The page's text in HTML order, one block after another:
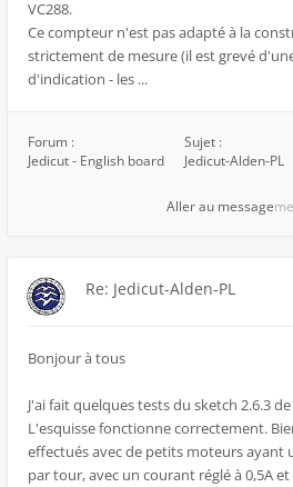
VC288.
Ce compteur n'est pas adapté à la
strictement de mesure (il est grevé
d'indication - les ...
Forum :
Jedicut - English board
Sujet :
Jedicut-Alden-PL
Aller au message
Re: Jedicut-Alden-PL
Bonjour à tous
J'ai fait quelques tests du sketch 2.6.3
L'esquisse fonctionne correctement.
effectués avec de petits moteurs ayant
par tour, avec un courant réglé à 0,5A